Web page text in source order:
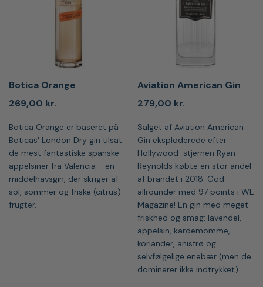
Botica Orange
269,00 kr.
Botica Orange er baseret på
Boticas' London Dry gin tilsat
de mest fantastiske spanske
appelsiner fra Valencia - en
middelhavsgin, der skriger af
sol, sommer og friske (citrus)
frugter.
Aviation American Gin
279,00 kr.
Salget af Aviation American
Gin eksploderede efter
Hollywood-stjernen Ryan
Reynolds købte en stor andel
af brandet i 2018. God
allrounder med 97 points i WE
Magazine! En gin med meget
friskhed og smag: lavendel,
appelsin, kardemomme,
koriander, anisfrø og
selvfølgelige enebær (men de
dominerer ikke indtrykket).